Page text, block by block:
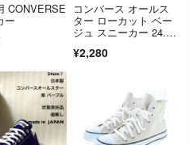
CONVERSE
ー
コンバース オールス
ター ローカット ベー
ジュ スニーカー 24.5
¥2,280